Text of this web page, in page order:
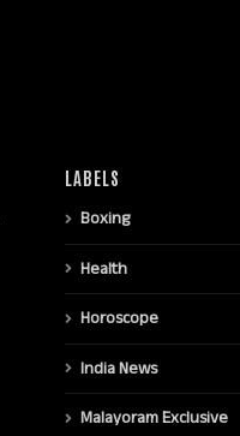
LABELS
Boxing
Health
Horoscope
India News
Malayoram Exclusive